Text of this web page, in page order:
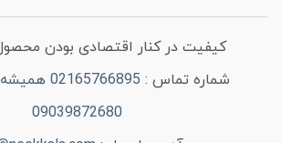
کیفیت در کنار اقتصادی بودن
شماره تماس :
09039872680